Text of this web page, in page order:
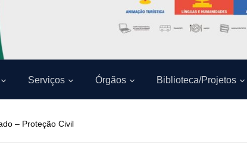
Serviços Órgãos Biblioteca/Projetos
– Proteção Civil